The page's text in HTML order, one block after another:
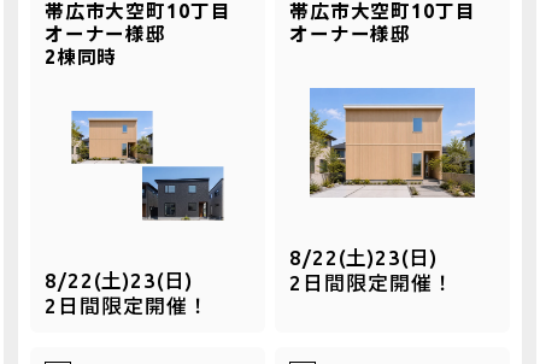
帯広市大空町10丁目
オーナー様邸
2棟同時
8/22(土)23(日)
2日間限定開催！
帯広市大空町10丁目
オーナー様邸
8/22(土)23(日)
2日間限定開催！